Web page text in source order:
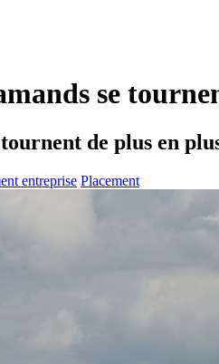
se
de plus en
entreprise Placement